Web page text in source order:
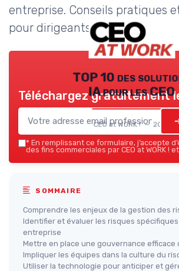
entreprise. Conseils pratiques
pour dirigeants.
TOP 10 des
IA pour les CEO
CEO at WORK ! — 2026
Téléchargez gratuitement
* En remplissant ce formulaire, j’accepte
des fins commerciales par CEO at WORK !
SOMMAIRE
Comprendre les enjeux de la gestion des
Identifier et évaluer les risques
entreprise
Mettre en place une gouvernance efficace
Impliquer les équipes dans la culture du
Utiliser la technologie pour anticiper et